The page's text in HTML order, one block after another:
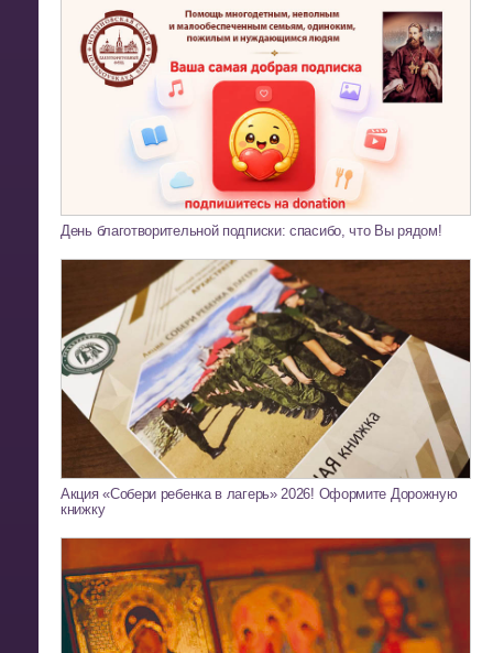
День благотворительной подписки: спасибо, что Вы рядом!
Акция «Собери ребенка в лагерь» 2026! Оформите Дорожную
книжку